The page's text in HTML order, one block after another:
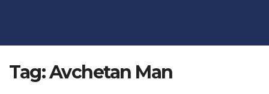
Tag:Avchetan Man